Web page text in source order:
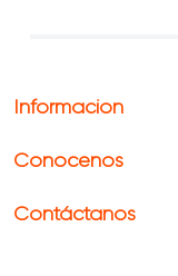
Información
Conócenos
Contáctanos